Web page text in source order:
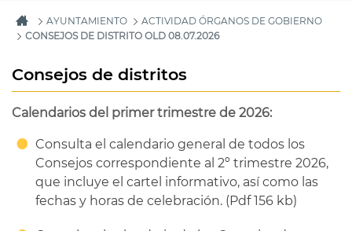
AYUNTAMIENTO
ACTIVIDAD ÓRGANOS DE GOBIERNO
CONSEJOS DE DISTRITO OLD 08.07.2026
Consejos de distritos
Calendarios del primer trimestre de 2026:
Consulta el calendario general de todos los
Consejos correspondiente al 2º trimestre 2026,
que incluye el cartel informativo, así como las
fechas y horas de celebración. (Pdf 156 kb)